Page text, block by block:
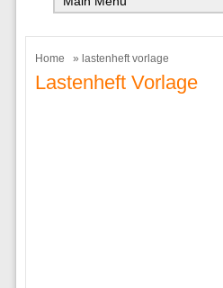
Home » lastenheft vorlage
Lastenheft Vorlage